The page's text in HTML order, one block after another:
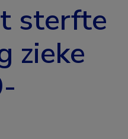
sterfte
zieke